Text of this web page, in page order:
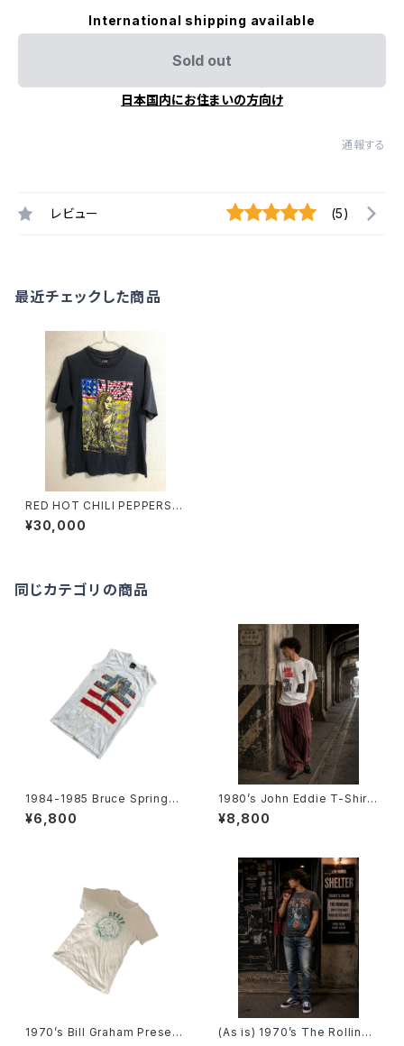
International shipping available
Sold out
日本国内にお住まいの方向け
通報する
レビュー (5)
最近チェックした商品
RED HOT CHILI PEPPERS 9
0’S T-SHIRTS
¥30,000
同じカテゴリの商品
1984-1985 Bruce Springst
een tour Sleeveless T-Shi
rts -1984年-1985年 ブルー
¥6,800
1980’s John Eddie T-Shirts
-1980年代 ジョン・エディTシャ
ツ-
¥8,800
1970’s Bill Graham Present
(As is) 1970’s The Rolling